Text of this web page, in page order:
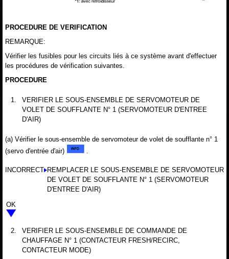
PROCEDURE DE VERIFICATION
REMARQUE:
Vérifier les fusibles pour les circuits liés à ce système avant d'effectuer
les procédures de vérification suivantes.
PROCEDURE
1.
VERIFIER LE SOUS-ENSEMBLE DE SERVOMOTEUR DE
VOLET DE SOUFFLANTE N° 1 (SERVOMOTEUR D'ENTREE
D'AIR)
(a) Vérifier le sous-ensemble de servomoteur de volet de soufflante n° 1
(servo d'entrée d'air)
.
INCORRECT REMPLACER LE SOUS-ENSEMBLE DE SERVOMOTEUR
DE VOLET DE SOUFFLANTE N° 1 (SERVOMOTEUR
D'ENTREE D'AIR)
OK
2.
VERIFIER LE SOUS-ENSEMBLE DE COMMANDE DE
CHAUFFAGE N° 1 (CONTACTEUR FRESH/RECIRC,
CONTACTEUR MODE)